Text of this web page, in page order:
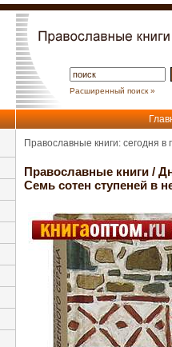
Расширенный поиск »
Православные книги: сегодня
Православные книги /
Семь сотен ступеней в